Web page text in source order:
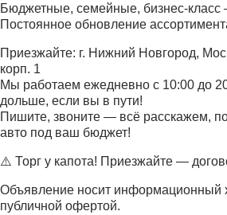
Бюджетные, семейные, бизнес-класс
Постоянное обновление
Приезжайте: г. Нижний Новгород,
корп. 1
Мы работаем ежедневно с 10:00 до
дольше, если вы в пути!
Пишите, звоните — всё расскажем,
авто под ваш бюджет!
⚠️ Торг у капота! Приезжайте —
Объявление носит информационный
публичной офертой.